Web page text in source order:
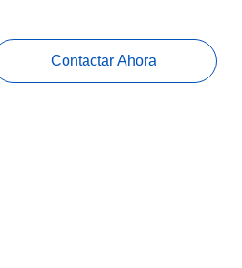
Contactar Ahora